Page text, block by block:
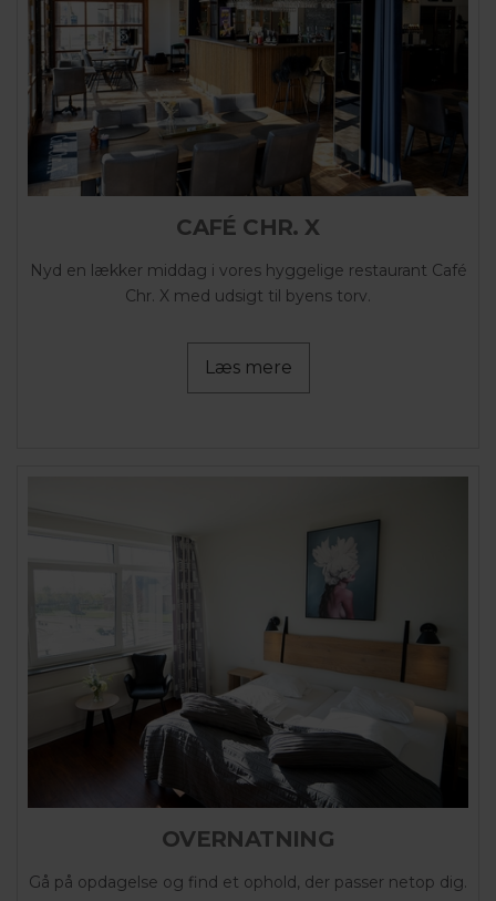
CAFÉ CHR. X
Nyd en lækker middag i vores hyggelige restaurant Café
Chr. X med udsigt til byens torv.
Læs mere
OVERNATNING
Gå på opdagelse og find et ophold, der passer netop dig.